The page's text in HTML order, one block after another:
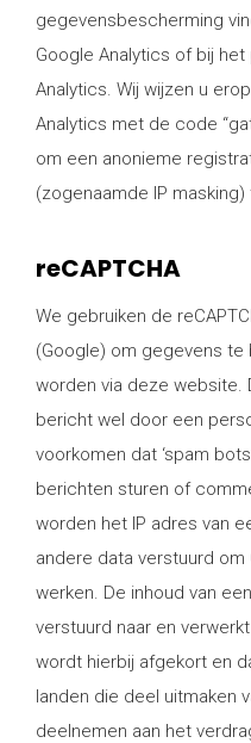
gegevensbescherming
Google Analytics of bij
Analytics. Wij wijzen u
Analytics met de code
om een anonieme
(zogenaamde IP
reCAPTCHA
We gebruiken de
(Google) om gegevens
worden via deze
bericht wel door een
voorkomen dat ‘spam
berichten sturen of
worden het IP adres van
andere data verstuurd om
werken. De inhoud van
verstuurd naar en
wordt hierbij afgekort en
landen die deel uitmaken
deelnemen aan het